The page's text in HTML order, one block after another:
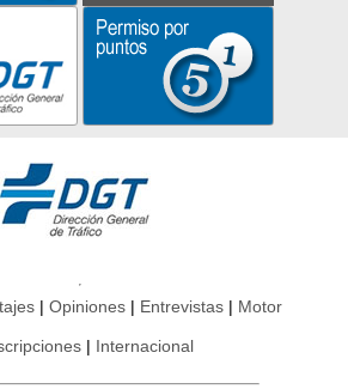
Opiniones Entrevistas Motor
Internacional